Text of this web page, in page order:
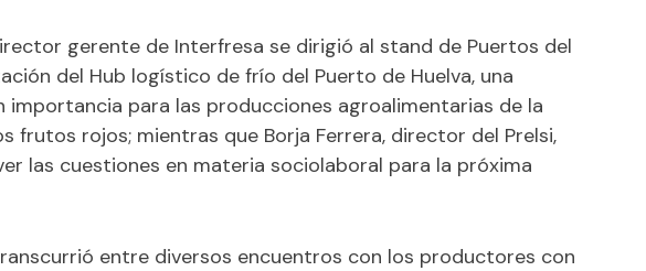
gerente de Interfresa se dirigió al stand de Puertos del
del Hub logístico de frío del Puerto de Huelva, una
para las producciones agroalimentarias de la
frutos rojos; mientras que Borja Ferrera, director del Prelsi,
las cuestiones en materia sociolaboral para la próxima
entre diversos encuentros con los productores con